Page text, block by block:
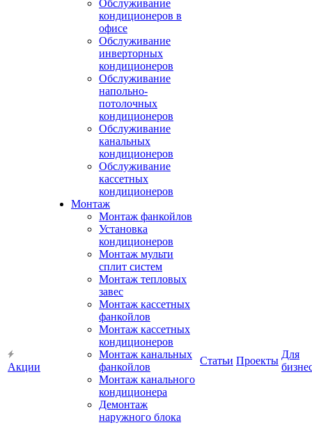
Акции
Обслуживание
кондиционеров в
офисе
Обслуживание
инверторных
кондиционеров
Обслуживание
напольно-
потолочных
кондиционеров
Обслуживание
канальных
кондиционеров
Обслуживание
кассетных
кондиционеров
Монтаж
Монтаж фанкойлов
Установка
кондиционеров
Монтаж мульти
сплит систем
Монтаж тепловых
завес
Монтаж кассетных
фанкойлов
Монтаж кассетных
кондиционеров
Монтаж канальных
фанкойлов
Монтаж канального
кондиционера
Демонтаж
наружного блока
Статьи Проекты
Для